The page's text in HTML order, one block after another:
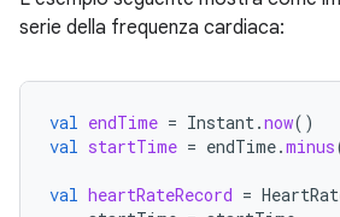
serie della frequenza cardiaca:
val endTime = Instant.now()
val startTime = endTime.minus
val heartRateRecord =